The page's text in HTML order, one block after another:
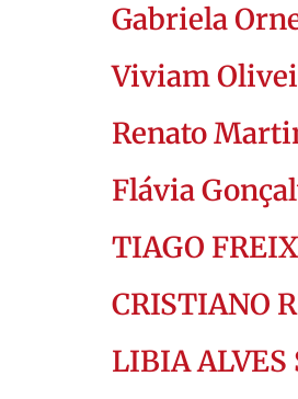
Gabriela
Viviam
Renato
Flávia
TIAGO
CRISTIANO
LIBIA ALVES